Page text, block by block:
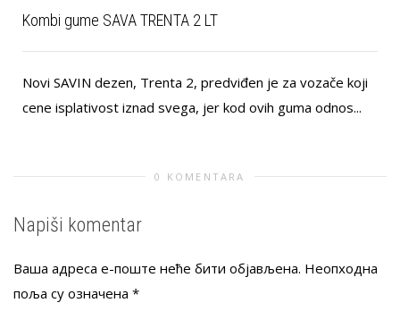
Kombi gume SAVA TRENTA 2 LT
Novi SAVIN dezen, Trenta 2, predviđen je za vozače koji
cene isplativost iznad svega, jer kod ovih guma odnos...
0 KOMENTARA
Napiši komentar
Ваша адреса е-поште неће бити објављена. Неопходна
поља су означена *